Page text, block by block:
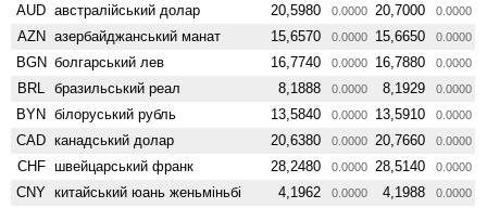
AUD австралійський долар 20,5980 0.0000 20,7000 0.0000
AZN азербайджанський манат 15,6570 0.0000 15,6650 0.0000
BGN болгарський лев 16,7740 0.0000 16,7880 0.0000
BRL бразильський реал 8,1888 0.0000 8,1929 0.0000
BYN білоруський рубль 13,5840 0.0000 13,5910 0.0000
CAD канадський долар 20,6380 0.0000 20,7660 0.0000
CHF швейцарський франк 28,2480 0.0000 28,5140 0.0000
CNY китайський юань женьмiньбi 4,1962 0.0000 4,1988 0.0000